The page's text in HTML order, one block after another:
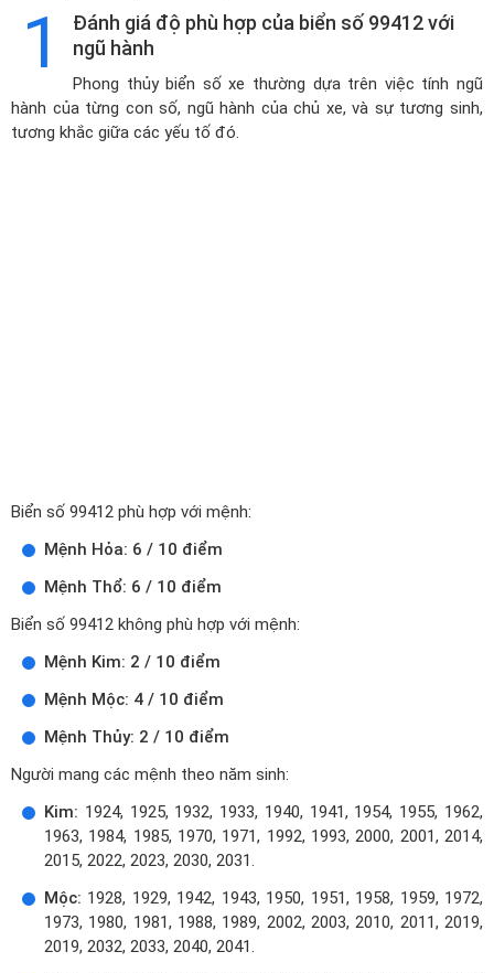
1
Đánh giá độ phù hợp của biển số 99412 với
ngũ hành
Phong thủy biển số xe thường dựa trên việc tính ngũ
hành của từng con số, ngũ hành của chủ xe, và sự tương sinh,
tương khắc giữa các yếu tố đó.
Biển số 99412 phù hợp với mệnh:
Mệnh Hỏa: 6 / 10 điểm
Mệnh Thổ: 6 / 10 điểm
Biển số 99412 không phù hợp với mệnh:
Mệnh Kim: 2 / 10 điểm
Mệnh Mộc: 4 / 10 điểm
Mệnh Thủy: 2 / 10 điểm
Người mang các mệnh theo năm sinh:
Kim: 1924, 1925, 1932, 1933, 1940, 1941, 1954, 1955, 1962,
1963, 1984, 1985, 1970, 1971, 1992, 1993, 2000, 2001, 2014,
2015, 2022, 2023, 2030, 2031.
Mộc: 1928, 1929, 1942, 1943, 1950, 1951, 1958, 1959, 1972,
1973, 1980, 1981, 1988, 1989, 2002, 2003, 2010, 2011, 2019,
2019, 2032, 2033, 2040, 2041.